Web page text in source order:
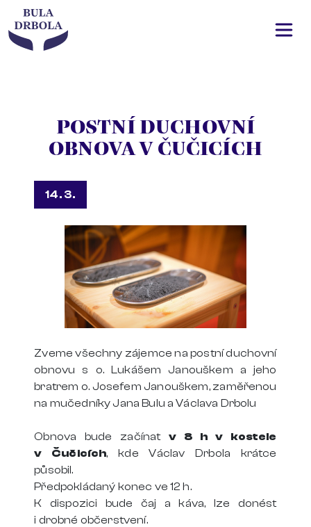
POSTNÍ DUCHOVNÍ
OBNOVA V ČUČICÍCH
14. 3.
Zveme všechny zájemce na postní duchovní
obnovu s o. Lukášem Janouškem a jeho
bratrem o. Josefem Janouškem, zaměřenou
na mučedníky Jana Bulu a Václava Drbolu
Obnova bude začínatv 8 h v kostele
v Čučicích, kde Václav Drbola krátce
působil.
Předpokládaný konec ve 12 h.
K dispozici bude čaj a káva, lze donést
i drobné občerstvení.